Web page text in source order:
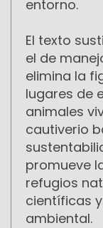
entorno.
El texto
el de
elimina la
lugares de
animales
cautiverio
promueve
refugios
científicas
ambiental.